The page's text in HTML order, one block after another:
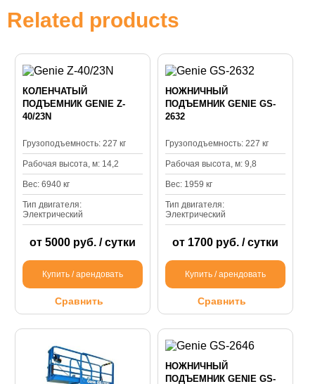
Related products
КОЛЕНЧАТЫЙ
ПОДЪЕМНИК GENIE Z-
40/23N
Грузоподъемность: 227 кг
Рабочая высота, м: 14,2
Вес: 6940 кг
Тип двигателя:
Электрический
от 5000 руб. / сутки
Купить / арендовать
Сравнить
НОЖНИЧНЫЙ
ПОДЪЕМНИК GENIE GS-
2632
Грузоподъемность: 227 кг
Рабочая высота, м: 9,8
Вес: 1959 кг
Тип двигателя:
Электрический
от 1700 руб. / сутки
Купить / арендовать
Сравнить
НОЖНИЧНЫЙ
ПОДЪЕМНИК GENIE GS-